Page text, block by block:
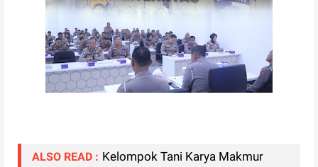
ALSO READ : Kelompok Tani Karya Makmur